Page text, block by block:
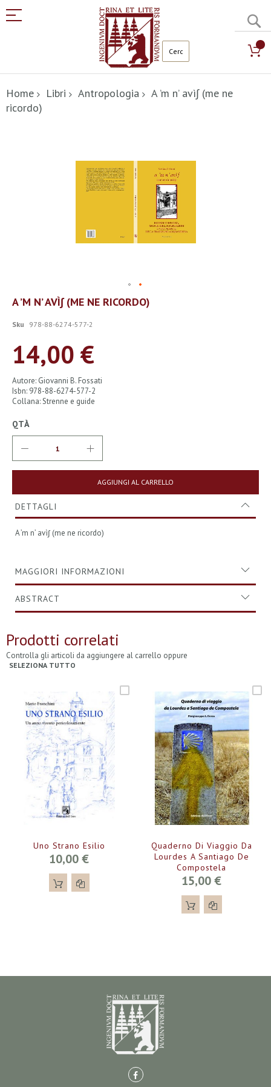
al
contenuto
Home Libri Antropologia
A ’m n’ avì∫ (me ne
ricordo)
Vai
all'inizio
galleria
immagini
A ’M N’ AVÌ∫ (ME NE RICORDO)
Sku 978-88-6274-577-2
14,00 €
Autore: Giovanni B. Fossati
Isbn: 978-88-6274-577-2
Collana: Strenne e guide
QTÀ
AGGIUNGI AL CARRELLO
DETTAGLI
A ’m n’ avì∫ (me ne ricordo)
MAGGIORI INFORMAZIONI
ABSTRACT
Prodotti correlati
Controlla gli articoli da aggiungere al carrello oppure
SELEZIONA TUTTO
Uno Strano Esilio
10,00 €
Quaderno Di Viaggio Da
Lourdes A Santiago De
Compostela
15,00 €